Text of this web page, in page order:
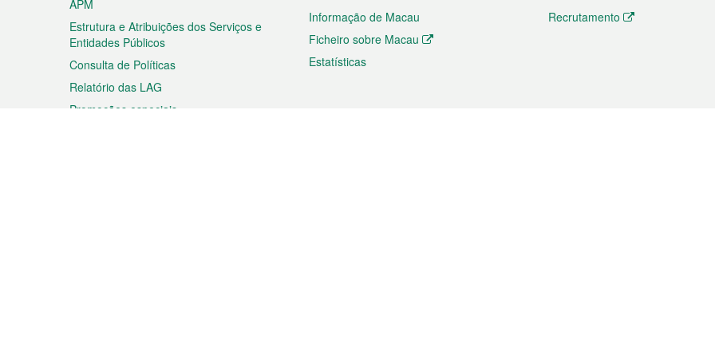
APM
Estrutura e Atribuições dos Serviços e
Entidades Públicos
Consulta de Políticas
Relatório das LAG
Promoções especiais
Informação de Macau
Ficheiro sobre Macau
Estatísticas
Recrutamento